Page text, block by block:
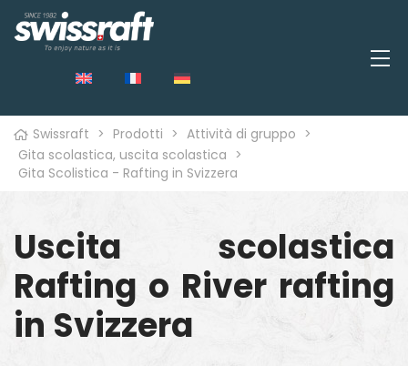
Swissraft > Prodotti > Attività di gruppo >
Gita scolastica, uscita scolastica >
Gita Scolistica - Rafting in Svizzera
Uscita scolastica
Rafting o River rafting
in Svizzera